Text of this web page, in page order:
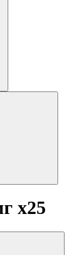
x25